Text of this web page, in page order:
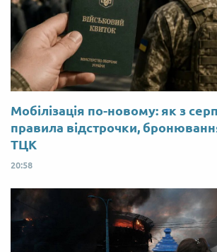
Мобілізація по-новому: як з
правила відстрочки,
ТЦК
20:58